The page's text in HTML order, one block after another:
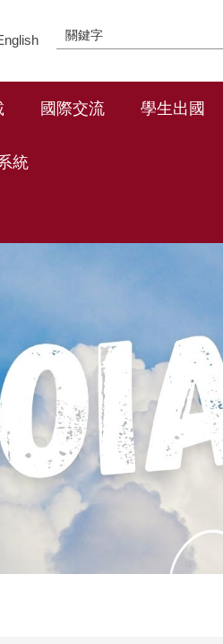
國際交流 學生出國
統